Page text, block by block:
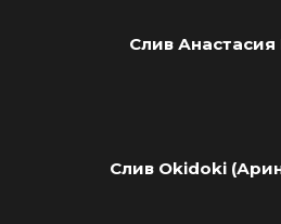
Слив Анастасия
Слив Okidoki